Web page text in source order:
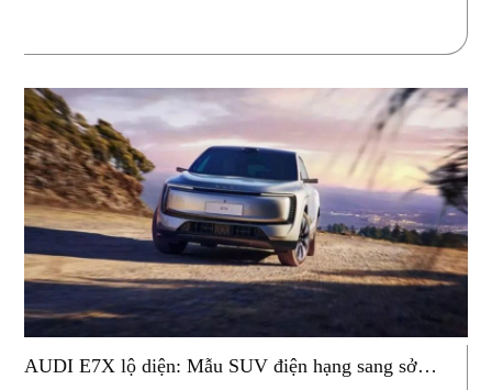
AUDI E7X lộ diện: Mẫu SUV điện hạng sang sở